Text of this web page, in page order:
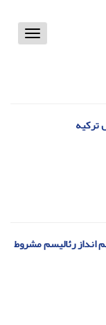
Toggle
ترکیه
انداز رئالیسم مشروط